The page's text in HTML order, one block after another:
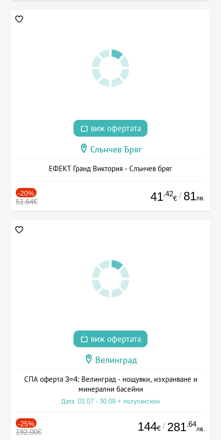
виж офертата
Слънчев Бряг
ЕФЕКТ Гранд Виктория - Слънчев бряг
-20%
51.64€ 41.42
€ / 81лв.
виж офертата
Велинград
СПА оферта 3=4: Велинград - нощувки, изхранване и
минерални басейни
Дата: 01.07 - 30.09 + полупансион
-25%
192.00€ 144€ / 281.64
лв.